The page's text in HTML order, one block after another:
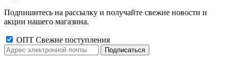
Подпишитесь на рассылку и получайте свежие новости и
акции нашего магазина.
ОПТ Свежие поступления